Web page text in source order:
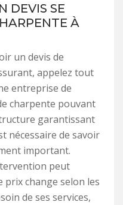
DEVIS SE
À
un devis de
appelez tout
entreprise de
charpente pouvant
garantissant
nécessaire de savoir
important.
peut
prix change selon les
de ses services,